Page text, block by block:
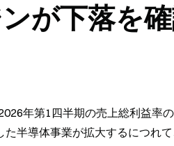
が下落を
年第1四半期の売上総利益率
半導体事業が拡大するにつれ